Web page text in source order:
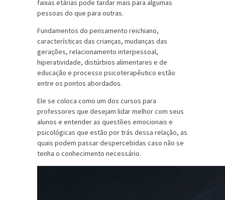
faixas etárias pode tardar mais para algumas
pessoas do que para outras.
Fundamentos do pensamento reichiano,
características das crianças, mudanças das
gerações, relacionamento interpessoal,
hiperatividade, distúrbios alimentares e de
educação e processo psicoterapêutico estão
entre os pontos abordados.
Ele se coloca como um dos cursos para
professores que desejam lidar melhor com seus
alunos e entender as questões emocionais e
psicológicas que estão por trás dessa relação, as
quais podem passar despercebidas caso não se
tenha o conhecimento necessário.